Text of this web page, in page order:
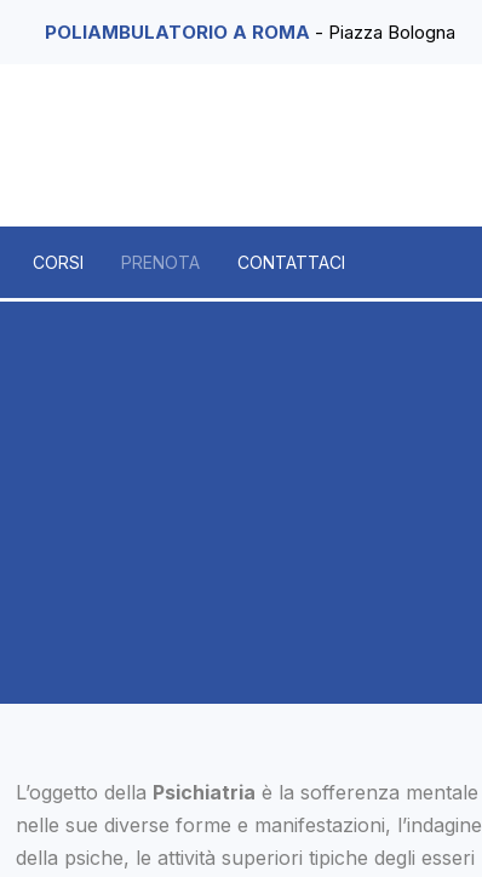
POLIAMBULATORIO A ROMA - Piazza Bologna
CORSI PRENOTA CONTATTACI
L’oggetto della Psichiatria è la sofferenza mentale
nelle sue diverse forme e manifestazioni, l’indagine
della psiche, le attività superiori tipiche degli esseri